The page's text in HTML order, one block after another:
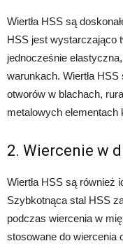
Wiertła HSS są
HSS jest wystarczająco
jednocześnie
warunkach. Wiertła
otworów w blachach,
metalowych elementach
2. Wiercenie w
Wiertła HSS są również
Szybkotnąca stal HSS
podczas wiercenia w
stosowane do wiercenia